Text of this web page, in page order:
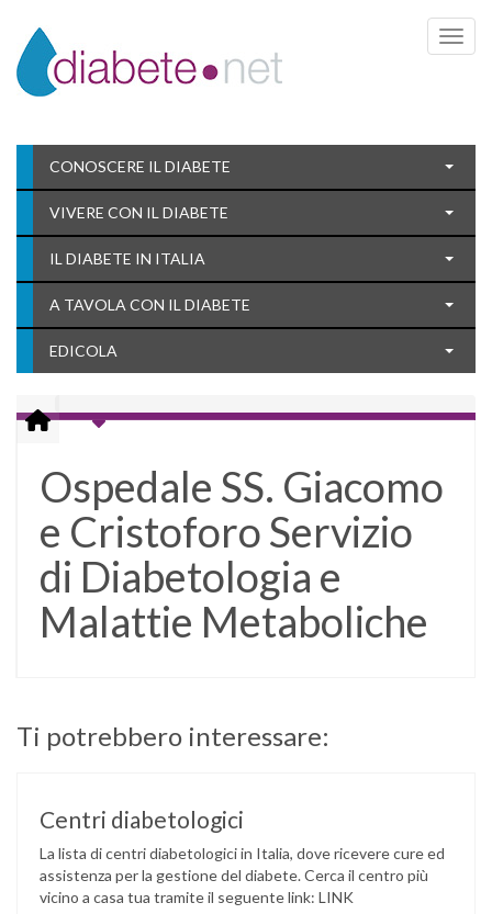
Toggle
CONOSCERE IL DIABETE
VIVERE CON IL DIABETE
IL DIABETE IN ITALIA
A TAVOLA CON IL DIABETE
EDICOLA
Ospedale SS. Giacomo
e Cristoforo Servizio
di Diabetologia e
Malattie Metaboliche
Ti potrebbero interessare:
Centri diabetologici
La lista di centri diabetologici in Italia, dove ricevere cure ed
assistenza per la gestione del diabete. Cerca il centro più
vicino a casa tua tramite il seguente link: LINK